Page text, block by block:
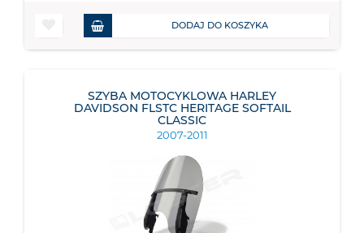
DODAJ DO KOSZYKA
SZYBA MOTOCYKLOWA HARLEY
DAVIDSON FLSTC HERITAGE SOFTAIL
CLASSIC
2007-2011